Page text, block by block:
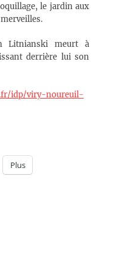
le jardin aux
Litnianski meurt à
derrière lui son
idp/viry-noureuil-
Plus